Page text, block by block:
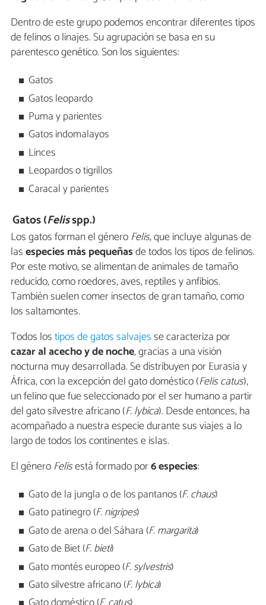
Dentro de este grupo podemos encontrar diferentes tipos
de felinos o linajes. Su agrupación se basa en su
parentesco genético. Son los siguientes:
Gatos
Gatos leopardo
Puma y parientes
Gatos indomalayos
Linces
Leopardos o tigrillos
Caracal y parientes
Gatos (Felisspp.)
Los gatos forman el géneroFelis, que incluye algunas de
lasespecies más pequeñasde todos los tipos de felinos.
Por este motivo, se alimentan de animales de tamaño
reducido, como roedores, aves, reptiles y anfibios.
También suelen comer insectos de gran tamaño, como
los saltamontes.
Todos lostipos de gatos salvajesse caracteriza por
cazar al acecho y de noche, gracias a una visión
nocturna muy desarrollada. Se distribuyen por Eurasia y
África, con la excepción del gato doméstico (Felis catus),
un felino que fue seleccionado por el ser humano a partir
del gato silvestre africano (F. lybica). Desde entonces, ha
acompañado a nuestra especie durante sus viajes a lo
largo de todos los continentes e islas.
El géneroFelisestá formado por6 especies:
Gato de la jungla o de los pantanos (F.chaus)
Gato patinegro (F. nigripes)
Gato de arena o del Sáhara (F. margarita)
Gato de Biet (F. bieti)
Gato montés europeo (F. sylvestris)
Gato silvestre africano (F. lybica)